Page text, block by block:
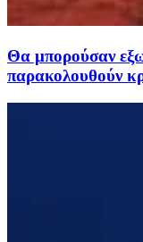
Θα μπορούσαν
παρακολουθούν